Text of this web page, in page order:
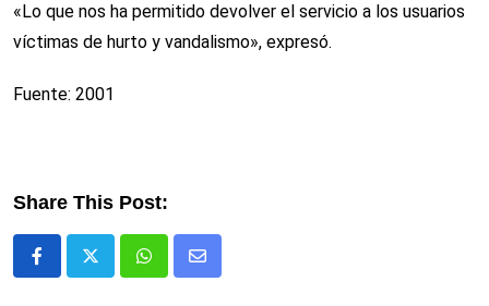
«Lo que nos ha permitido devolver el servicio a los usuarios
víctimas de hurto y vandalismo», expresó.
Fuente: 2001
Share This Post:
WhatsappComparte